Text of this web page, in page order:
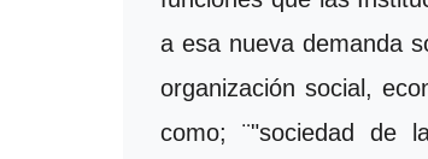
a esa nueva demanda
organización social,
como; ¨"sociedad de